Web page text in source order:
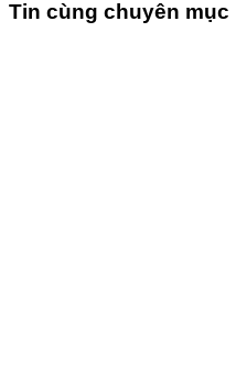
Tin cùng chuyên mục